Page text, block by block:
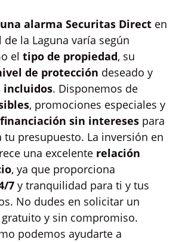
alarma Securitas Direct en
de la Laguna varía según
el tipo de propiedad, su
de protección deseado y
incluidos. Disponemos de
, promociones especiales y
financiación sin intereses para
tu presupuesto. La inversión en
una excelente relación
, ya que proporciona
7 y tranquilidad para ti y tus
No dudes en solicitar un
y sin compromiso.
podemos ayudarte a